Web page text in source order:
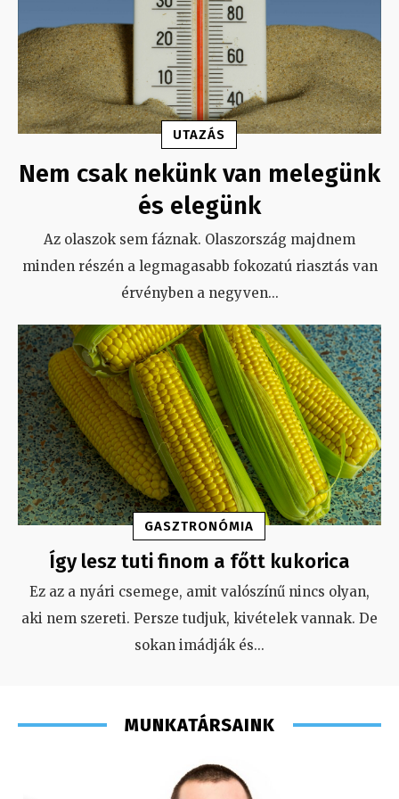
UTAZÁS
Nem csak nekünk van melegünk
és elegünk
Az olaszok sem fáznak. Olaszország majdnem
minden részén a legmagasabb fokozatú riasztás van
érvényben a negyven...
GASZTRONÓMIA
Így lesz tuti finom a főtt kukorica
Ez az a nyári csemege, amit valószínű nincs olyan,
aki nem szereti. Persze tudjuk, kivételek vannak. De
sokan imádják és...
MUNKATÁRSAINK